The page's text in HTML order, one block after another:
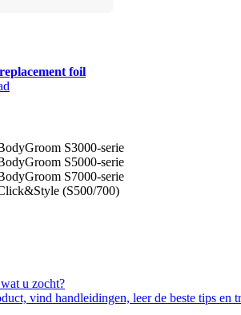
foil
S3000-serie
S5000-serie
S7000-serie
(S500/700)
u zocht?
vind handleidingen, leer de beste tips en